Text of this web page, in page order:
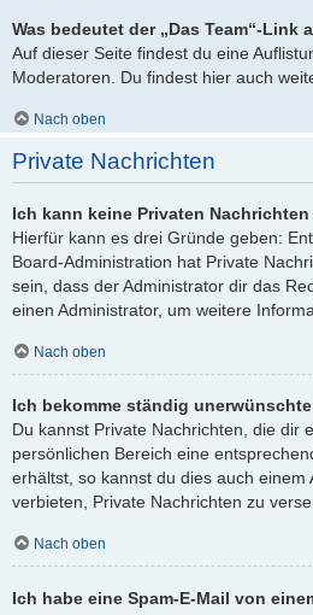
Was bedeutet der „Das Team“-Link
Auf dieser Seite findest du eine
Moderatoren. Du findest hier auch
Nach oben
Private Nachrichten
Ich kann keine Privaten
Hierfür kann es drei Gründe geben:
Board-Administration hat Private
sein, dass der Administrator dir das
einen Administrator, um weitere
Nach oben
Ich bekomme ständig
Du kannst Private Nachrichten, die dir
persönlichen Bereich eine
erhältst, so kannst du dies auch
verbieten, Private Nachrichten zu
Nach oben
Ich habe eine Spam-E-Mail von